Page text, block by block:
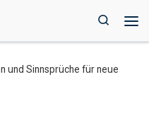
Search
und Sinnsprüche für neue